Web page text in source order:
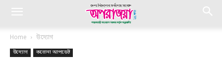
Home উদ্যোগ
উদ্যোগ করোনা আপডেট